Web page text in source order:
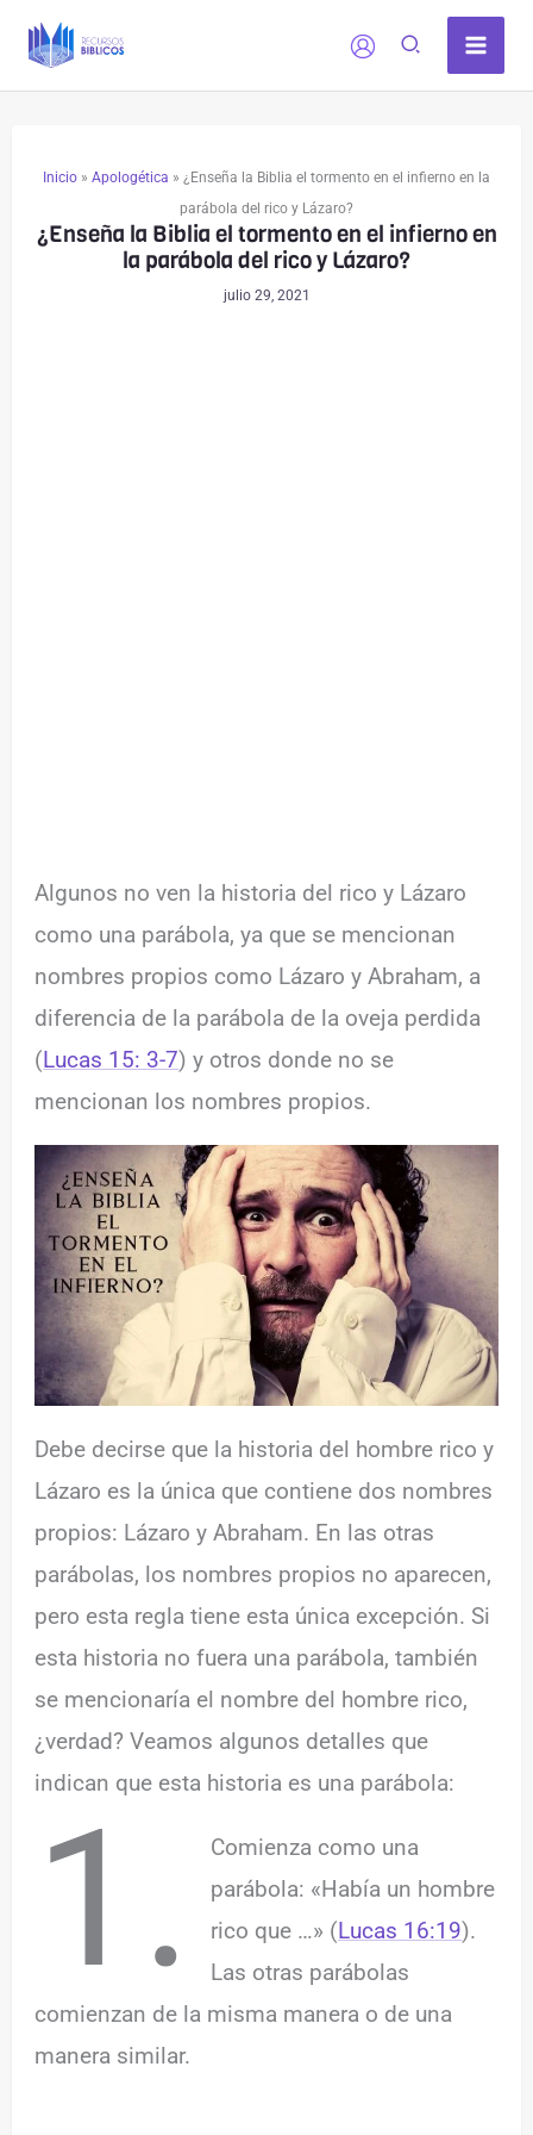
Inicio » Apologética » ¿Enseña la Biblia el tormento en el infierno en la
parábola del rico y Lázaro?
¿Enseña la Biblia el tormento en el infierno en
la parábola del rico y Lázaro?
julio 29, 2021
Algunos no ven la historia del rico y Lázaro
como una parábola, ya que se mencionan
nombres propios como Lázaro y Abraham, a
diferencia de la parábola de la oveja perdida
(Lucas 15: 3-7) y otros donde no se
mencionan los nombres propios.
Debe decirse que la historia del hombre rico y
Lázaro es la única que contiene dos nombres
propios: Lázaro y Abraham. En las otras
parábolas, los nombres propios no aparecen,
pero esta regla tiene esta única excepción. Si
esta historia no fuera una parábola, también
se mencionaría el nombre del hombre rico,
¿verdad? Veamos algunos detalles que
indican que esta historia es una parábola:
1.
Comienza como una
parábola: «Había un hombre
rico que …» (Lucas 16:19).
Las otras parábolas
comienzan de la misma manera o de una
manera similar.